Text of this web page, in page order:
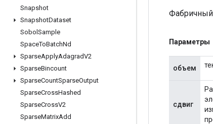
Snapshot
SnapshotDataset
Sobol Sample
SpaceToBatchNd
SparseApplyAdagradV2
SparseBincount
SparseCountSparseOutput
SparseCrossHashed
SparseCrossV2
SparseMatrixAdd
Параметры
объем
сдвиг